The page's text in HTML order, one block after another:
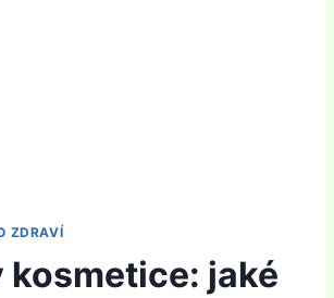
ZDRAVÍ
kosmetice: jaké